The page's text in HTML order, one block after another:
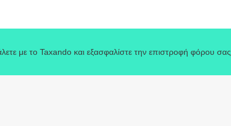
με το Taxando και εξασφαλίστε την επιστροφή φόρου σας.